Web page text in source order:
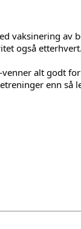
vaksinering
også
alt godt
enn så